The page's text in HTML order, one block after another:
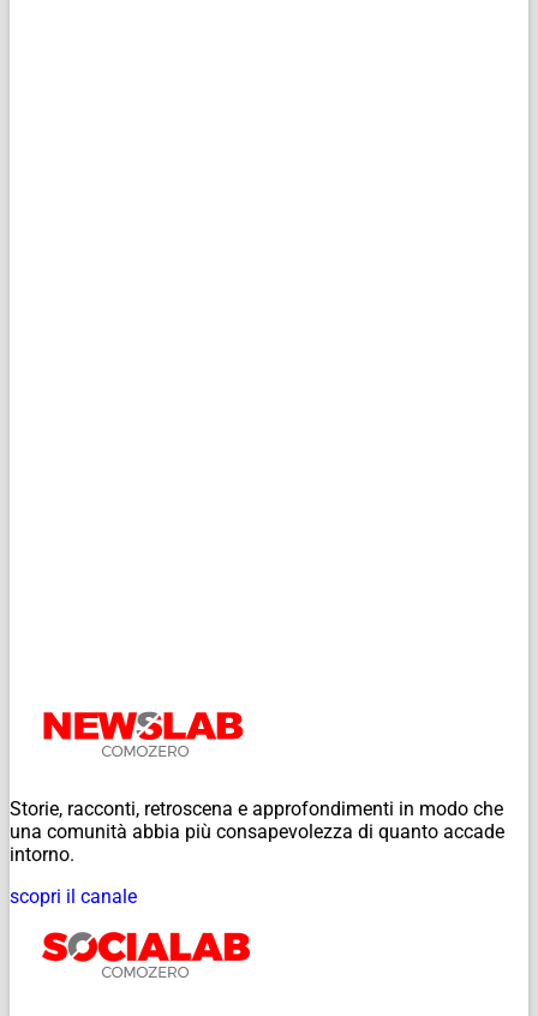
Storie, racconti, retroscena e approfondimenti in modo che
una comunità abbia più consapevolezza di quanto accade
intorno.
scopri il canale